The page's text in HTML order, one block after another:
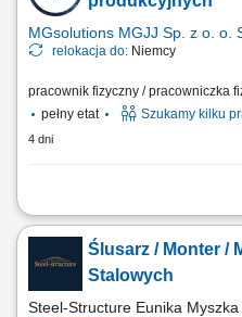
inwestycji. Usuwanie usterek...
MGsolutions MGJJ Sp. z o. o.
relokacja do: Niemcy
pracownik fizyczny / pracowniczka
pełny etat
Szukamy kilku
4 dni
Zakres zadań: Składanie i montaż
naczep; Łączenie komponentów
jakości wyprodukowanych części;
pakowaniu i przygotowaniu towaru;
Ślusarz / Monter /
Stalowych
Steel-Structure Eunika Myszka